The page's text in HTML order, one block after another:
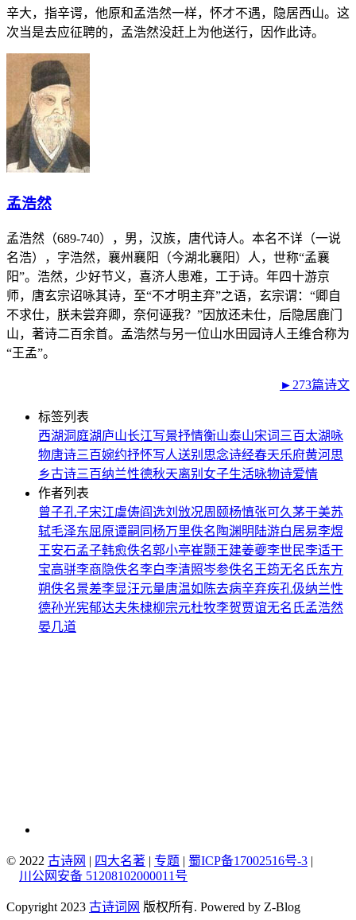
辛大，指辛谔，他原和孟浩然一样，怀才不遇，隐居西山。这
次当是去应征聘的，孟浩然没赶上为他送行，因作此诗。
孟浩然
孟浩然（689-740），男，汉族，唐代诗人。本名不详（一说
名浩），字浩然，襄州襄阳（今湖北襄阳）人，世称“孟襄
阳”。浩然，少好节义，喜济人患难，工于诗。年四十游京
师，唐玄宗诏咏其诗，至“不才明主弃”之语，玄宗谓：“卿自
不求仕，朕未尝弃卿，奈何诬我？”因放还未仕，后隐居鹿门
山，著诗二百余首。孟浩然与另一位山水田园诗人王维合称为
“王孟”。
►273篇诗文
标签列表
西湖洞庭湖庐山长江写景抒情衡山泰山宋词三百太湖 咏
物唐诗三百婉约抒怀写人送别 思念诗经春天乐府黄河思
乡古诗三百纳兰性德秋天离别 女子生活咏物诗爱情
作者列表
曾子孔子宋江虞俦阎选刘攽况周颐杨慎张可久茅于美苏
轼毛泽东屈原谭嗣同杨万里佚名 陶渊明 陆游白居易李煜
王安石孟子韩愈佚名郭小亭崔颢王建姜夔李世民李适干
宝高骈李商隐佚名李白李清照岑参佚名 王筠无名氏东方
朔佚名景差李显汪元量唐温如 陈去病辛弃疾孔伋纳兰性
德孙光宪郁达夫朱棣柳宗元杜牧李贺贾谊无名氏孟浩然
晏几道
© 2022 古诗网 | 四大名著 | 专题 | 蜀ICP备17002516号-3 |
川公网安备 51208102000011号
Copyright 2023 古诗词网 版权所有. Powered by Z-Blog